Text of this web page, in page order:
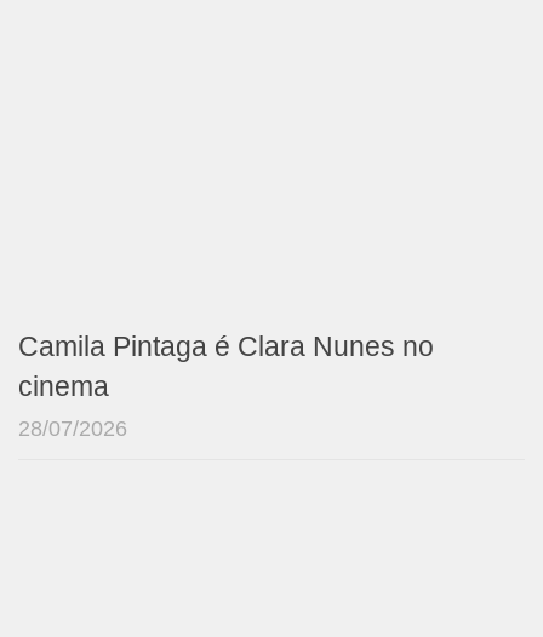
Camila Pintaga é Clara Nunes no
cinema
28/07/2026